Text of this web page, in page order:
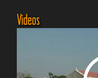
Videos